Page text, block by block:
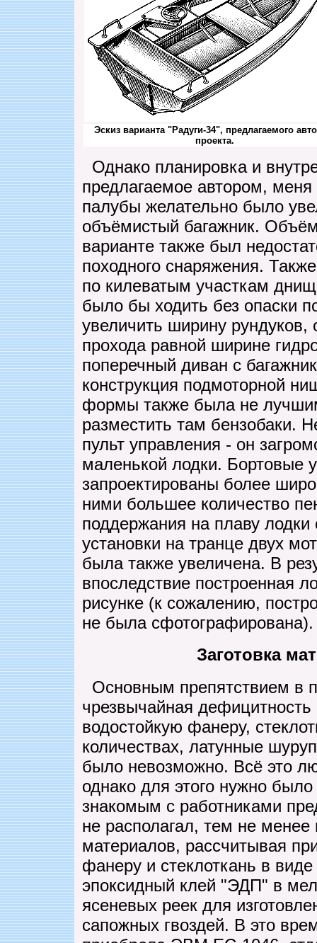
Эскиз варианта "Радуги-34", предлагаемого
проекта.
Однако планировка и
предлагаемое автором,
палубы желательно было
объёмистый багажник.
варианте также был
походного снаряжения.
по килеватым участкам
было бы ходить без опаски
увеличить ширину рундуков,
прохода равной ширине
поперечный диван с
конструкция подмоторной
формы также была не
разместить там бензобаки.
пульт управления - он
маленькой лодки. Бортовые
запроектированы более
ними большее количество
поддержания на плаву
установки на транце двух
была также увеличена. В
впоследствие построенная
рисунке (к сожалению,
не была сфотографирована).
Заготовка
Основным препятствием в
чрезвычайная
водостойкую фанеру,
количествах, латунные
было невозможно. Всё это
однако для этого нужно
знакомым с работниками
не располагал, тем не менее
материалов, рассчитывая
фанеру и стеклоткань в
эпоксидный клей "ЭДП" в
ясеневых реек для
сапожных гвоздей. В это